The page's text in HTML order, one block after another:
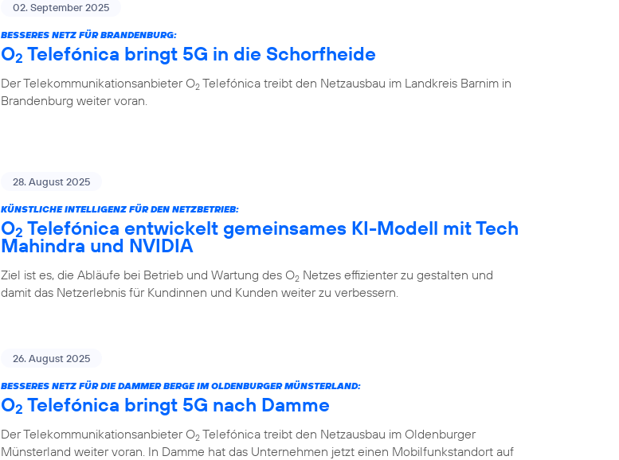
02. September 2025
BESSERES NETZ FÜR BRANDENBURG:
O2 Telefónica bringt 5G in die Schorfheide
Der Telekommunikationsanbieter O2 Telefónica treibt den Netzausbau im Landkreis Barnim in
Brandenburg weiter voran.
28. August 2025
KÜNSTLICHE INTELLIGENZ FÜR DEN NETZBETRIEB:
O2 Telefónica entwickelt gemeinsames KI-Modell mit Tech
Mahindra und NVIDIA
Ziel ist es, die Abläufe bei Betrieb und Wartung des O2 Netzes effizienter zu gestalten und
damit das Netzerlebnis für Kundinnen und Kunden weiter zu verbessern.
26. August 2025
BESSERES NETZ FÜR DIE DAMMER BERGE IM OLDENBURGER MÜNSTERLAND:
O2 Telefónica bringt 5G nach Damme
Der Telekommunikationsanbieter O2 Telefónica treibt den Netzausbau im Oldenburger
Münsterland weiter voran. In Damme hat das Unternehmen jetzt einen Mobilfunkstandort auf